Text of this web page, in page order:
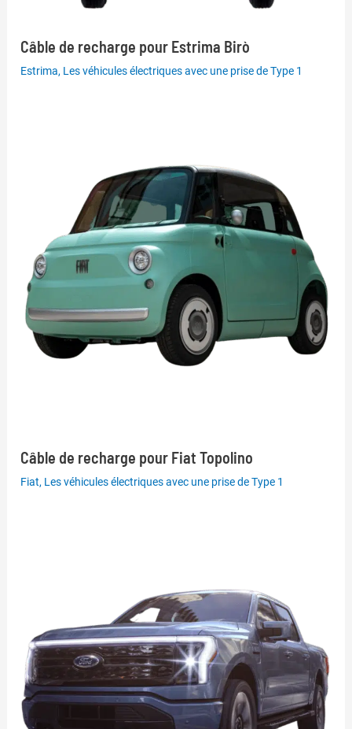
Câble de recharge pour Estrima Birò
Estrima, Les véhicules électriques avec une prise de Type 1
Câble de recharge pour Fiat Topolino
Fiat, Les véhicules électriques avec une prise de Type 1